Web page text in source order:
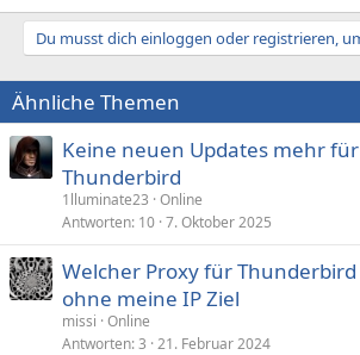
Du musst dich einloggen oder registrieren,
Ähnliche Themen
Keine neuen Updates mehr
Thunderbird
1lluminate23 Online
Antworten 10 7. Oktober 2025
Welcher Proxy für Thunderbird
ohne meine IP Ziel
missi Online
Antworten 3 21. Februar 2024